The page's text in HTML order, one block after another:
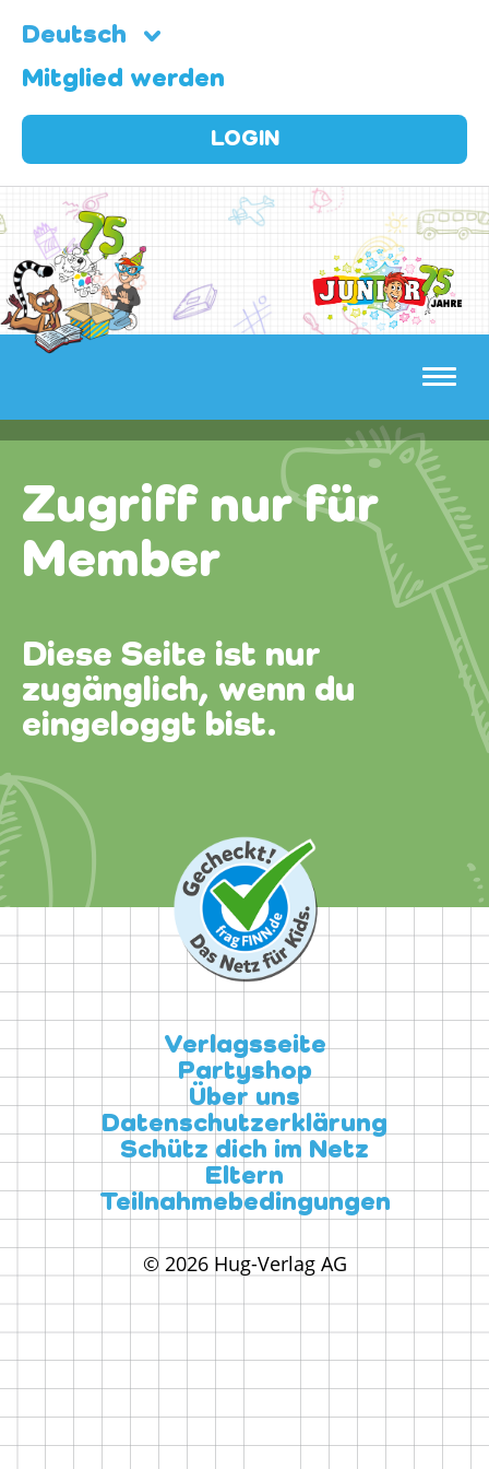
Deutsch
Mitglied werden
LOGIN
Zugriff nur für
Member
Diese Seite ist nur
zugänglich, wenn du
eingeloggt bist.
Verlagsseite
Partyshop
Über uns
Datenschutzerklärung
Schütz dich im Netz
Eltern
Teilnahmebedingungen
© 2026 Hug-Verlag AG